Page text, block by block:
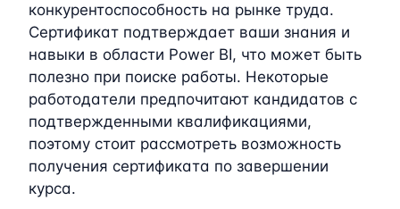
конкурентоспособность на рынке труда.
Сертификат подтверждает ваши знания и
навыки в области Power BI, что может быть
полезно при поиске работы. Некоторые
работодатели предпочитают кандидатов с
подтвержденными квалификациями,
поэтому стоит рассмотреть возможность
получения сертификата по завершении
курса.